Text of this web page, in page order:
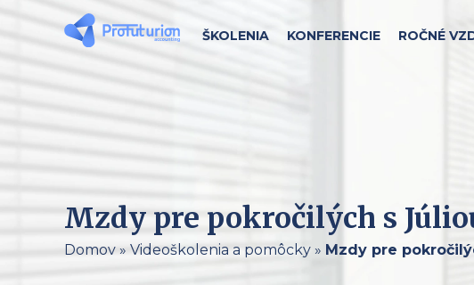
ŠKOLENIA KONFERENCIE ROČNÉ
Mzdy pre pokročilých s
Domov » Videoškolenia a pomôcky » Mzdy pre